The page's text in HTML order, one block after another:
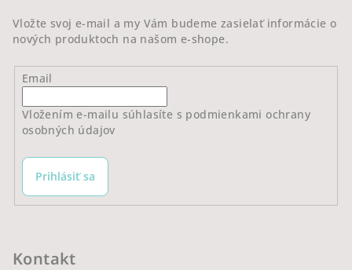
Vložte svoj e-mail a my Vám budeme zasielať informácie o
nových produktoch na našom e-shope.
Email
Vložením e-mailu súhlasíte s podmienkami ochrany
osobných údajov
Prihlásiť sa
Kontakt